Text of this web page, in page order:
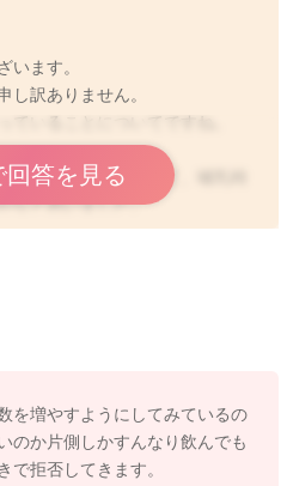
います。
し訳ありません。
ていることについてですね。
れてくるようになって、哺乳時
なと思いました。
いる分、yapypさんから勧めるよ
乳量を増やすようにされてみる
ださい。
めてみていいかもしれません。
回答を見る
を増やすようにしてみているの
のか片側しかすんなり飲んでも
で拒否してきます。